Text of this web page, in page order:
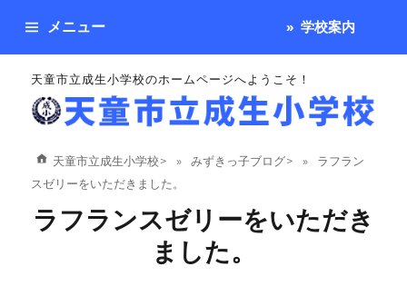
天童市立成生小学校のホームページへようこそ！
メニュー 学校案内
天童市立成生小学校 > みずきっ子ブログ>
ラフラン
スゼリーをいただきました。
ラフランスゼリーをいただき
ました。